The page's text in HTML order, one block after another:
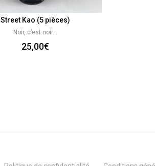
Street Kao (5 pièces)
Noir, c’est noir…
25,00€